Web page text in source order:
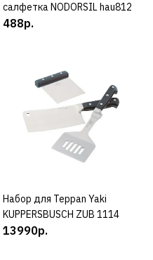
5850р.
ДОБАВИТЬ К СРАВНЕНИЮ
ДОБАВИТЬ В ПОЖЕЛАНИЯ
Монтажный комплект
NEFF Z9802PFMY0
5850р.
салфетка NODORSIL hau812
488р.
КУПИТЬ
Набор для Teppan Yaki
KUPPERSBUSCH ZUB 1114
13990р.